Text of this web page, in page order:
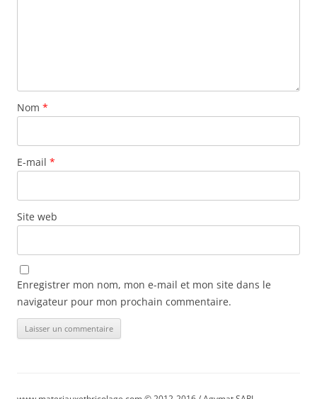
Nom *
E-mail *
Site web
Enregistrer mon nom, mon e-mail et mon site dans le
navigateur pour mon prochain commentaire.